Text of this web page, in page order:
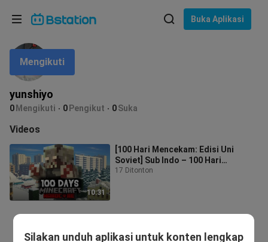
Buka Aplikasi
yunshiyo
0 Mengikuti 0 Pengikut 0Suka
Mengikuti
Videos
10:31
[100 Hari Mencekam: Edisi Uni
Soviet] Sub Indo – 100 Hari
Bertahan Hidup Hardcore dalam
17 Ditonton
Silakan unduh aplikasi untuk konten lengkap
Bahasa: Bahasa Indonesia
Pilih bahasa
English
ภาษาไทย
Tiếng Việt
Bahasa Melayu